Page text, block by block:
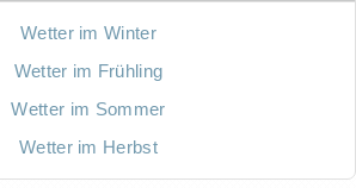
Wetter im Winter
Wetter im Frühling
Wetter im Sommer
Wetter im Herbst